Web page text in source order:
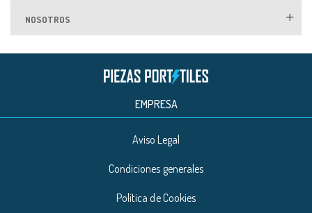
NOSOTROS
EMPRESA
Aviso Legal
Condiciones generales
Política de Cookies